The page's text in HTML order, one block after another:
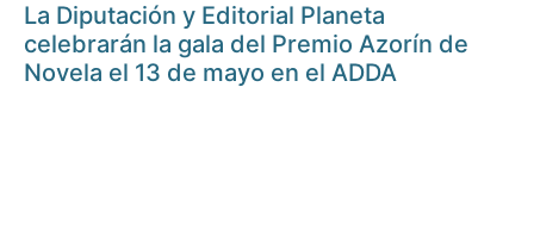
La Diputación y Editorial Planeta
celebrarán la gala del Premio Azorín de
Novela el 13 de mayo en el ADDA